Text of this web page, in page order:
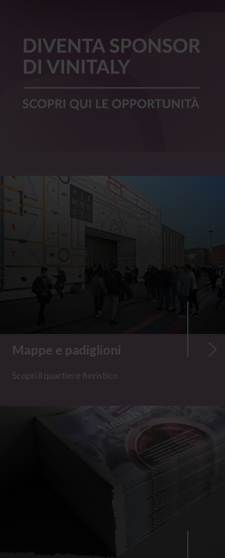
Mappe e padiglioni
Scopri il quartiere fieristico